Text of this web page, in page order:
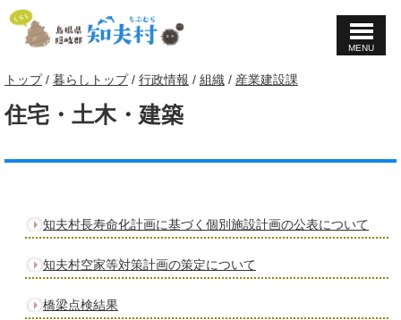
このページの本文へ
MENU
現
の
位
トップ/ 暮らしトップ/ 行政情報 / 組織 / 産業建設課
住宅・土木・建築
知夫村長寿命化計画に基づく個別施設計画の公表について
知夫村空家等対策計画の策定について
橋梁点検結果